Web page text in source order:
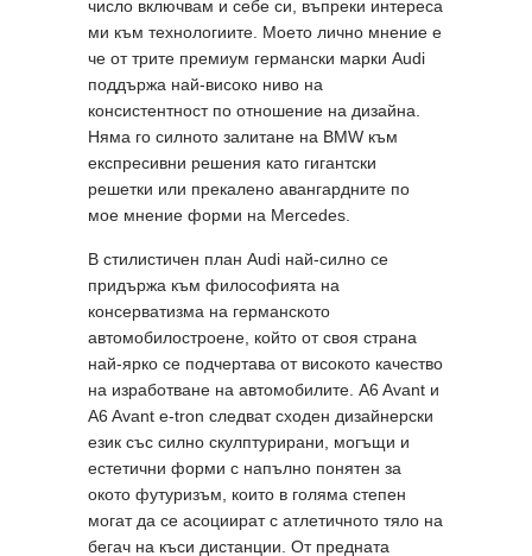
число включвам и себе си, въпреки интереса
ми към технологиите. Моето лично мнение е
че от трите премиум германски марки Audi
поддържа най-високо ниво на
консистентност по отношение на дизайна.
Няма го силното залитане на BMW към
експресивни решения като гигантски
решетки или прекалено авангардните по
мое мнение форми на Mercedes.
В стилистичен план Audi най-силно се
придържа към философията на
консерватизма на германското
автомобилостроене, който от своя страна
най-ярко се подчертава от високото качество
на изработване на автомобилите. A6 Avant и
A6 Avant e-tron следват сходен дизайнерски
език със силно скулптурирани, могъщи и
естетични форми с напълно понятен за
окото футуризъм, които в голяма степен
могат да се асоциират с атлетичното тяло на
бегач на къси дистанции. От предната